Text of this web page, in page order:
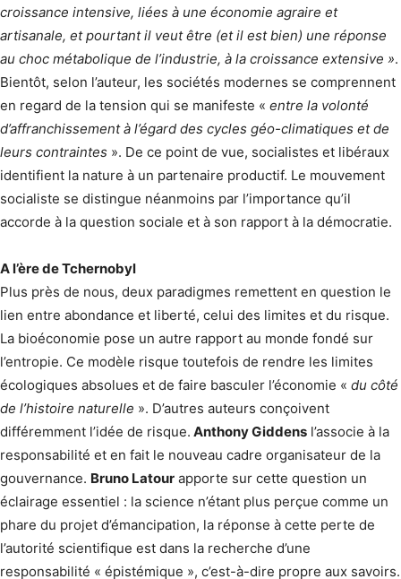
croissance intensive, liées à une économie agraire et
artisanale, et pourtant il veut être (et il est bien) une réponse
au choc métabolique de l’industrie, à la croissance extensive ».
Bientôt, selon l’auteur, les sociétés modernes se comprennent
en regard de la tension qui se manifeste « entre la volonté
d’affranchissement à l’égard des cycles géo-climatiques et de
leurs contraintes ». De ce point de vue, socialistes et libéraux
identifient la nature à un partenaire productif. Le mouvement
socialiste se distingue néanmoins par l’importance qu’il
accorde à la question sociale et à son rapport à la démocratie.
A l’ère de Tchernobyl
Plus près de nous, deux paradigmes remettent en question le
lien entre abondance et liberté, celui des limites et du risque.
La bioéconomie pose un autre rapport au monde fondé sur
l’entropie. Ce modèle risque toutefois de rendre les limites
écologiques absolues et de faire basculer l’économie « du côté
de l’histoire naturelle ». D’autres auteurs conçoivent
différemment l’idée de risque. Anthony Giddens l’associe à la
responsabilité et en fait le nouveau cadre organisateur de la
gouvernance. Bruno Latour apporte sur cette question un
éclairage essentiel : la science n’étant plus perçue comme un
phare du projet d’émancipation, la réponse à cette perte de
l’autorité scientifique est dans la recherche d’une
responsabilité « épistémique », c’est-à-dire propre aux savoirs.